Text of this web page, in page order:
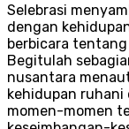
Selebrasi
dengan
berbicara tentang
Begitulah
nusantara
kehidupan ruhani
momen-momen